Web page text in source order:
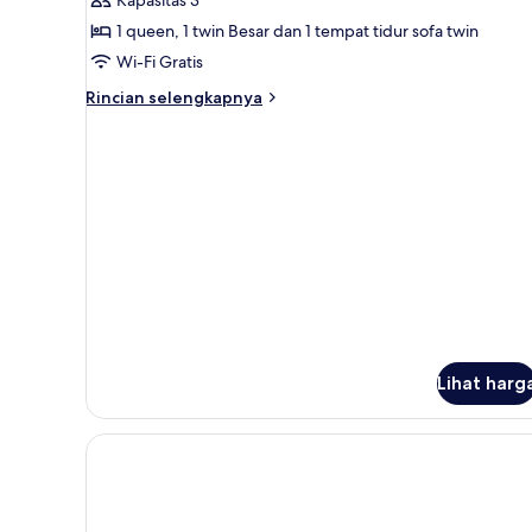
Kamar
Superior
1 queen, 1 twin Besar dan 1 tempat tidur sofa twin
Wi-Fi Gratis
Rincian selengkapnya
Rincian
Lihat